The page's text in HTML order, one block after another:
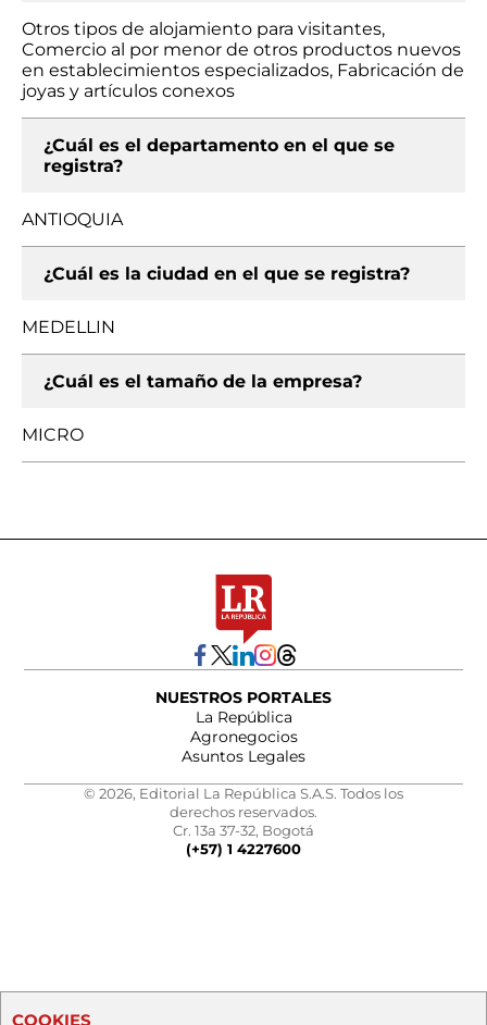
Otros tipos de alojamiento para visitantes,
Comercio al por menor de otros productos nuevos
en establecimientos especializados, Fabricación de
joyas y artículos conexos
¿Cuál es el departamento en el que se
registra?
ANTIOQUIA
¿Cuál es la ciudad en el que se registra?
MEDELLIN
¿Cuál es el tamaño de la empresa?
MICRO
NUESTROS PORTALES
La República
Agronegocios
Asuntos Legales
© 2026, Editorial La República S.A.S. Todos los
derechos reservados.
Cr. 13a 37-32, Bogotá
(+57) 1 4227600
COOKIES